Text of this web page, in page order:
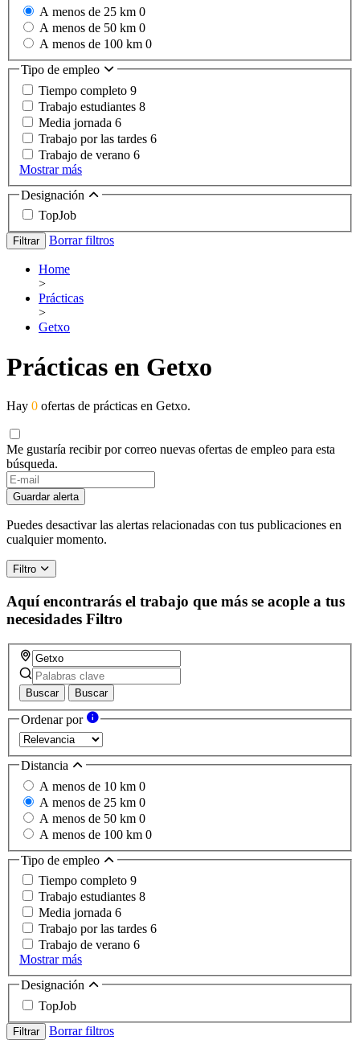
A menos de 25 km 0
A menos de 50 km 0
A menos de 100 km 0
Tipo de empleo
Tiempo completo 9
Trabajo estudiantes 8
Media jornada 6
Trabajo por las tardes 6
Trabajo de verano 6
Mostrar más
Designación
TopJob
Filtrar Borrar filtros
Home
>
Prácticas
>
Getxo
Prácticas en Getxo
Hay 0 ofertas de prácticas en Getxo.
Me gustaría recibir por correo nuevas ofertas de empleo para esta
búsqueda.
Guardar alerta
Puedes desactivar las alertas relacionadas con tus publicaciones en
cualquier momento.
Filtro
Aquí encontrarás el trabajo que más se acople a tus
necesidades Filtro
Buscar Buscar
Ordenar por
Distancia
A menos de 10 km 0
A menos de 25 km 0
A menos de 50 km 0
A menos de 100 km 0
Tipo de empleo
Tiempo completo 9
Trabajo estudiantes 8
Media jornada 6
Trabajo por las tardes 6
Trabajo de verano 6
Mostrar más
Designación
TopJob
Filtrar
Borrar filtros